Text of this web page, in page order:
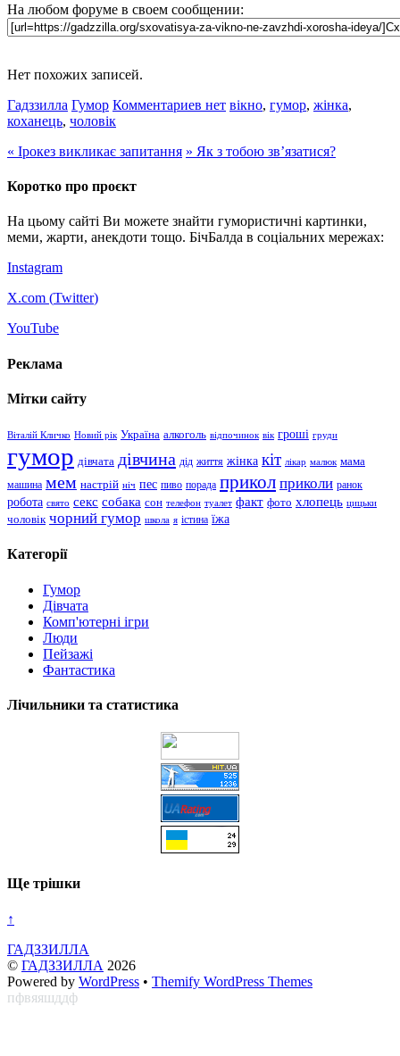
На любом форуме в своем сообщении:
Нет похожих записей.
Гадззилла Гумор Комментариев нет вікно, гумор, жінка,
коханець, чоловік
« Ірокез викликає запитання » Як з тобою зв’язатися?
Коротко про проєкт
На цьому сайті Ви можете знайти гумористичні картинки,
меми, жарти, анекдоти тощо. БічБалда в соціальних мережах:
Instagram
X.com (Twitter)
YouTube
Реклама
Мітки сайту
Віталій Кличко Новий рік Україна алкоголь відпочинок вік гроші груди
гумор дівчата дівчина дід життя жінка кіт лікар малюк мама
машина мем настрій ніч пес пиво порада прикол приколи ранок
робота свято секс собака сон телефон туалет факт фото хлопець цицьки
чоловік чорний гумор школа я істина їжа
Категорії
Гумор
Дівчата
Комп'ютерні ігри
Люди
Пейзажі
Фантастика
Лічильники та статистика
Ще трішки
↑
ГАДЗЗИЛЛА
© ГАДЗЗИЛЛА 2026
Powered by WordPress • Themify WordPress Themes
пфвяяшддф